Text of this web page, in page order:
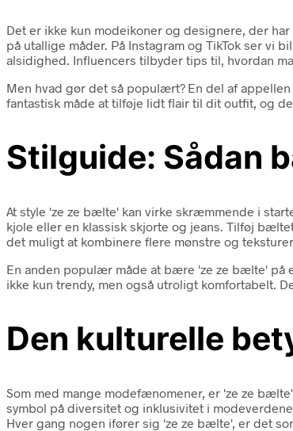
Det er ikke kun modeikoner og designere, der
på utallige måder. På Instagram og TikTok ser
alsidighed. Influencers tilbyder tips til, hvordan
Men hvad gør det så populært? En del af
fantastisk måde at tilføje lidt flair til dit outfit, og
Stilguide: Sådan
At style 'ze ze bælte' kan virke skræmmende i
kjole eller en klassisk skjorte og jeans. Tilføj
det muligt at kombinere flere mønstre og
En anden populær måde at bære 'ze ze bælte' på
ikke kun trendy, men også utroligt komfortabelt.
Den kulturelle
Som med mange modefænomener, er 'ze ze
symbol på diversitet og inklusivitet i
Hver gang nogen ifører sig 'ze ze bælte', er det